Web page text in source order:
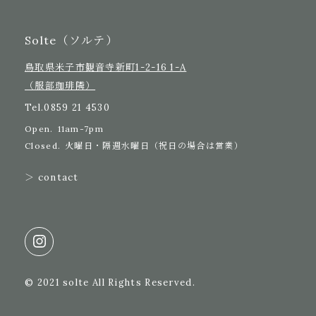
Solte（ソルテ）
鳥取県米子市観音寺新町1-2-16 1-A
（服部珈琲隣）
Tel.0859 21 4530
Open. 11am-7pm
Closed. 火曜日・隔週水曜日（祝日の場合は営業）
＞ contact
© 2021 solte All Rights Reserved.